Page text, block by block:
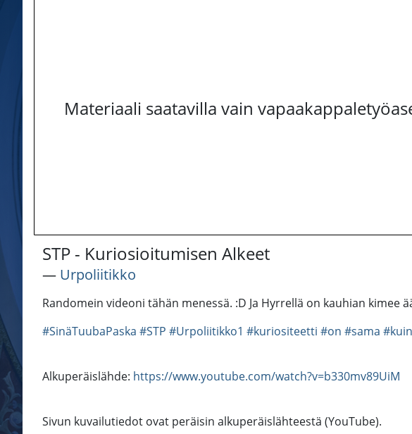
Materiaali saatavilla vain
STP - Kuriosioitumisen Alkeet
― Urpoliitikko
Randomein videoni tähän menessä. :D Ja Hyrrellä on kauhian kimee
#SinäTuubaPaska #STP #Urpoliitikko1 #kuriositeetti #on #sama #kuin
Alkuperäislähde: https://www.youtube.com/watch?v=b330mv89UiM
Sivun kuvailutiedot ovat peräisin alkuperäislähteestä (YouTube).